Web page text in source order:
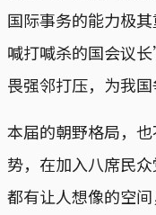
国际事务的能力极
喊打喊杀的国会议
畏强邻打压，为我
本届的朝野格局，
势，在加入八席民
都有让人想像的空